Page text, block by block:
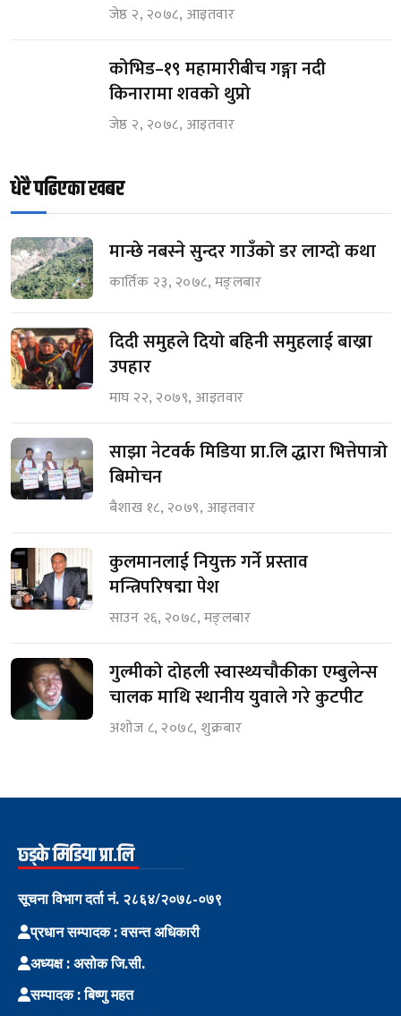
जेष्ठ २, २०७८, आइतवार
कोभिड–१९ महामारीबीच गङ्गा नदी
किनारामा शवको थुप्रो
जेष्ठ २, २०७८, आइतवार
धेरै पढिएका खबर
मान्छे नबस्ने सुन्दर गाउँको डर लाग्दो कथा
कार्तिक २३, २०७८, मङ्लबार
दिदी समुहले दियो बहिनी समुहलाई बाख्रा
उपहार
माघ २२, २०७९, आइतवार
साझा नेटवर्क मिडिया प्रा.लि द्धारा भित्तेपात्रो
बिमोचन
बैशाख १८, २०७९, आइतवार
कुलमानलाई नियुक्त गर्ने प्रस्ताव
मन्त्रिपरिषद्मा पेश
साउन २६, २०७८, मङ्लबार
गुल्मीको दोहली स्वास्थ्यचौकीका एम्बुलेन्स
चालक माथि स्थानीय युवाले गरे कुटपीट
अशोज ८, २०७८, शुक्रबार
छ्ड्के मिडिया प्रा.लि
सूचना विभाग दर्ता नं. २८६४/२०७८-०७९
प्रधान सम्पादक : वसन्त अधिकारी
अध्यक्ष : असोक जि.सी.
सम्पादक : बिष्णु महत